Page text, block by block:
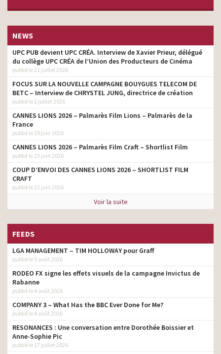
NEWS
UPC PUB devient UPC CRÉA. Interview de Xavier Prieur, délégué
du collège UPC CRÉA de l’Union des Producteurs de Cinéma
publié le 21 juillet 2026
FOCUS SUR LA NOUVELLE CAMPAGNE BOUYGUES TELECOM DE
BETC – Interview de CHRYSTEL JUNG, directrice de création
publié le 2 juillet 2026
CANNES LIONS 2026 – Palmarès Film Lions – Palmarès de la
France
publié le 29 juin 2026
CANNES LIONS 2026 – Palmarès Film Craft – Shortlist Film
publié le 23 juin 2026
COUP D’ENVOI DES CANNES LIONS 2026 – SHORTLIST FILM
CRAFT
publié le 22 juin 2026
Voir la suite
FEEDS
LGA MANAGEMENT – TIM HOLLOWAY pour Graff
publié le 5 août 2026
RODEO FX signe les effets visuels de la campagne Invictus de
Rabanne
publié le 4 août 2026
COMPANY 3 – What Has the BBC Ever Done for Me?
publié le 4 août 2026
RESONANCES : Une conversation entre Dorothée Boissier et
Anne-Sophie Pic
publié le 27 juillet 2026